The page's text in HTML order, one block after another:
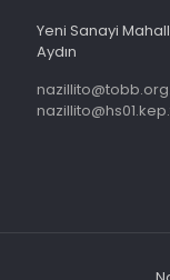
Yeni Sanayi
Aydın